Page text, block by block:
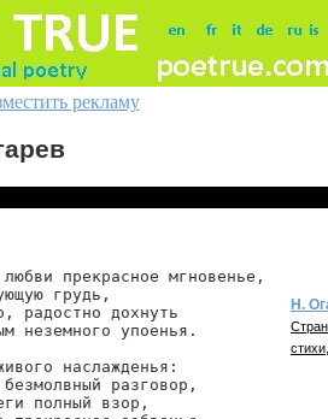
рекламу
прекрасное мгновенье,
грудь,
радостно дохнуть
неземного упоенья.
наслажденья:
разговор,
полный взор,
Н.